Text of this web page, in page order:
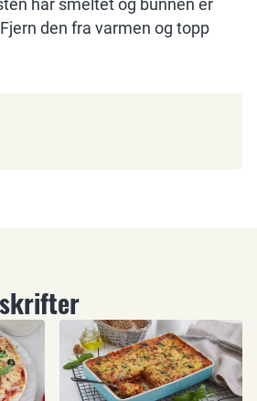
har smeltet og bunnen er
den fra varmen og topp